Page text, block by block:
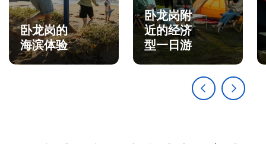
卧龙岗的
海滨体验
卧龙岗附
近的经济
型一日游